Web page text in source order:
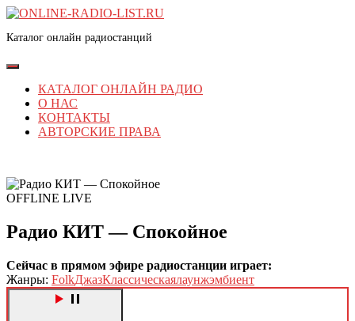
Перейти
содержимому
к
содержимому
Каталог онлайн радиостанций
Кнопка
ОткрытьКАТАЛОГ ОНЛАЙН РАДИО
О НАС
КОНТАКТЫ
АВТОРСКИЕ ПРАВА
OFFLINE LIVE
Радио КИТ — Спокойное
Сейчас в прямом эфире радиостанции играет:
Жанры: FolkДжазКлассическаялаунжэмбиент